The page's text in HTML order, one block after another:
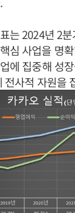
는 2024년 2
심 사업을 명
에 집중해 성
전사적 자원을